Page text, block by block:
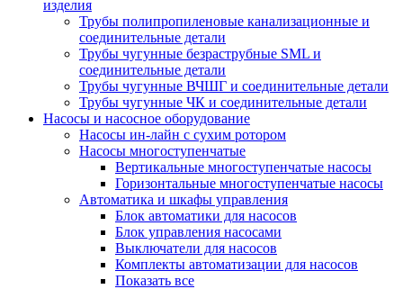
изделия
Трубы полипропиленовые канализационные и
соединительные детали
Трубы чугунные безраструбные SML и
соединительные детали
Трубы чугунные ВЧШГ и соединительные детали
Трубы чугунные ЧК и соединительные детали
Насосы и насосное оборудование
Насосы ин-лайн с сухим ротором
Насосы многоступенчатые
Вертикальные многоступенчатые насосы
Горизонтальные многоступенчатые насосы
Автоматика и шкафы управления
Блок автоматики для насосов
Блок управления насосами
Выключатели для насосов
Комплекты автоматизации для насосов
Показать все